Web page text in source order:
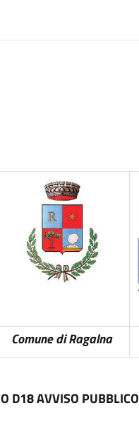
Comune di Ragalna
D18 AVVISO PUBBLICO